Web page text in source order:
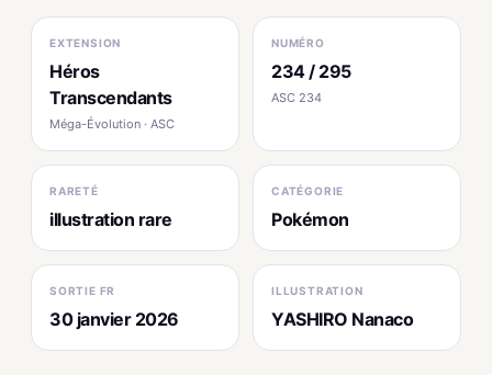
EXTENSION
Héros
Transcendants
Méga-Évolution · ASC
NUMÉRO
234 / 295
ASC 234
RARETÉ
illustration rare
CATÉGORIE
Pokémon
SORTIE FR
30 janvier 2026
ILLUSTRATION
YASHIRO Nanaco